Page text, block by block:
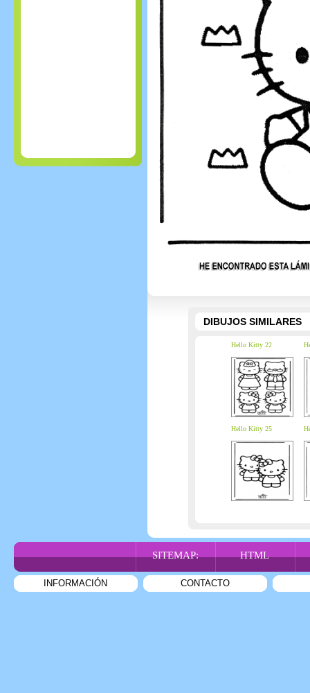
DIBUJOS SIMILARES
Hello Kitty 22
Hello Kitty 25
SITEMAP: HTML
INFORMACIÓN CONTACTO